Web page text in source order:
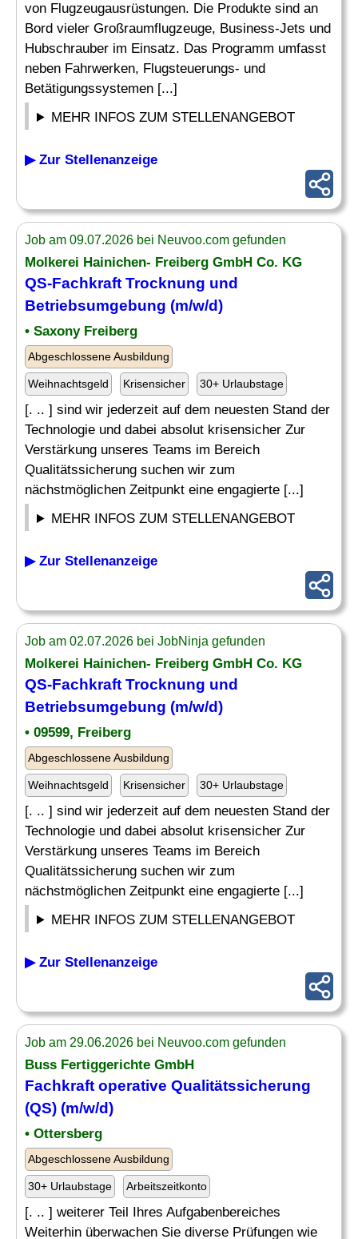
von Flugzeugausrüstungen. Die Produkte sind an
Bord vieler Großraumflugzeuge, Business-Jets und
Hubschrauber im Einsatz. Das Programm umfasst
neben Fahrwerken, Flugsteuerungs- und
Betätigungssystemen [...]
MEHR INFOS ZUM STELLENANGEBOT
▶ Zur Stellenanzeige
Job am 09.07.2026 bei Neuvoo.com gefunden
Molkerei Hainichen- Freiberg GmbH Co. KG
QS-Fachkraft Trocknung und
Betriebsumgebung (m/w/d)
• Saxony Freiberg
Abgeschlossene Ausbildung
Weihnachtsgeld Krisensicher 30+ Urlaubstage
[. .. ] sind wir jederzeit auf dem neuesten Stand der
Technologie und dabei absolut krisensicher Zur
Verstärkung unseres Teams im Bereich
Qualitätssicherung suchen wir zum
nächstmöglichen Zeitpunkt eine engagierte [...]
MEHR INFOS ZUM STELLENANGEBOT
▶ Zur Stellenanzeige
Job am 02.07.2026 bei JobNinja gefunden
Molkerei Hainichen- Freiberg GmbH Co. KG
QS-Fachkraft Trocknung und
Betriebsumgebung (m/w/d)
• 09599, Freiberg
Abgeschlossene Ausbildung
Weihnachtsgeld Krisensicher 30+ Urlaubstage
[. .. ] sind wir jederzeit auf dem neuesten Stand der
Technologie und dabei absolut krisensicher Zur
Verstärkung unseres Teams im Bereich
Qualitätssicherung suchen wir zum
nächstmöglichen Zeitpunkt eine engagierte [...]
MEHR INFOS ZUM STELLENANGEBOT
▶ Zur Stellenanzeige
Job am 29.06.2026 bei Neuvoo.com gefunden
Buss Fertiggerichte GmbH
Fachkraft operative Qualitätssicherung
(QS) (m/w/d)
• Ottersberg
Abgeschlossene Ausbildung
30+ Urlaubstage Arbeitszeitkonto
[. .. ] weiterer Teil Ihres Aufgabenbereiches
Weiterhin überwachen Sie diverse Prüfungen wie